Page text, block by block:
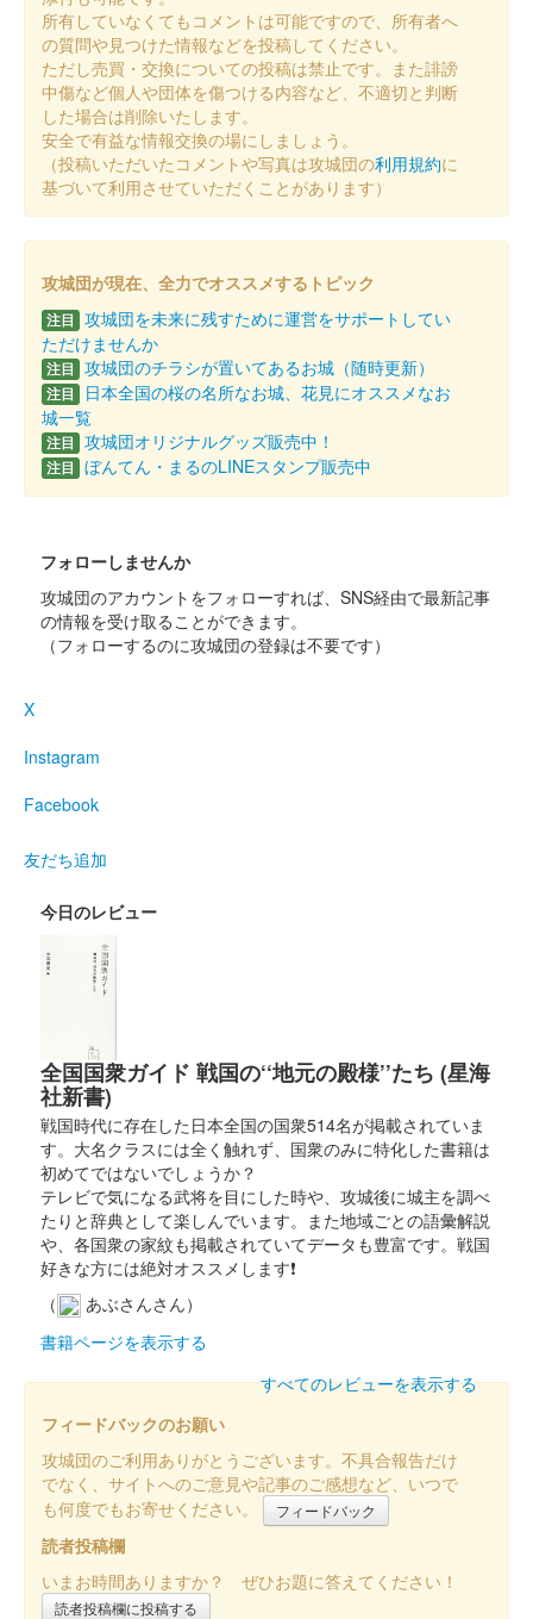
所有していなくてもコメントは可能ですので、所有者へ
の質問や見つけた情報などを投稿してください。
ただし売買・交換についての投稿は禁止です。また誹謗
中傷など個人や団体を傷つける内容など、不適切と判断
した場合は削除いたします。
安全で有益な情報交換の場にしましょう。
（投稿いただいたコメントや写真は攻城団の利用規約に
基づいて利用させていただくことがあります）
攻城団が現在、全力でオススメするトピック
注目 攻城団を未来に残すために運営をサポートしてい
ただけませんか
注目 攻城団のチラシが置いてあるお城（随時更新）
注目
日本全国の桜の名所なお城、花見にオススメなお
城一覧
注目 攻城団オリジナルグッズ販売中！
注目 ぼんてん・まるのLINEスタンプ販売中
フォローしませんか
攻城団のアカウントをフォローすれば、SNS経由で最新記事
の情報を受け取ることができます。
（フォローするのに攻城団の登録は不要です）
X
Instagram
Facebook
友だち追加
今日のレビュー
全国国衆ガイド 戦国の‘‘地元の殿様’’たち (星海
社新書)
戦国時代に存在した日本全国の国衆514名が掲載されていま
す。大名クラスには全く触れず、国衆のみに特化した書籍は
初めてではないでしょうか？
テレビで気になる武将を目にした時や、攻城後に城主を調べ
たりと辞典として楽しんでいます。また地域ごとの語彙解説
や、各国衆の家紋も掲載されていてデータも豊富です。戦国
好きな方には絶対オススメします❗
（
あぶさんさん）
書籍ページを表示する
すべてのレビューを表示する
フィードバックのお願い
攻城団のご利用ありがとうございます。不具合報告だけ
でなく、サイトへのご意見や記事のご感想など、いつで
も何度でもお寄せください。
フィードバック
読者投稿欄
いまお時間ありますか？ ぜひお題に答えてください！
読者投稿欄に投稿する